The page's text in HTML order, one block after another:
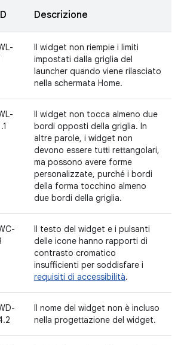
Descrizione
Il widget non riempie i limiti
impostati dalla griglia del
launcher quando viene rilasciato
nella schermata Home.
Il widget non tocca almeno due
bordi opposti della griglia. In
altre parole, i widget non
devono essere tutti rettangolari,
ma possono avere forme
personalizzate, purché i bordi
della forma tocchino almeno
due bordi della griglia.
Il testo del widget e i pulsanti
delle icone hanno rapporti di
contrasto cromatico
insufficienti per soddisfare i
requisiti di accessibilità.
Il nome del widget non è incluso
nella progettazione del widget.